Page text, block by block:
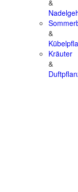
&
&
Kräuter
&